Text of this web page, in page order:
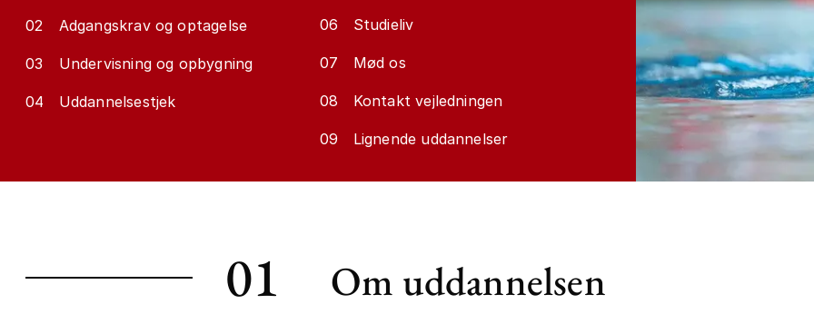
02 Adgangskrav og optagelse
03 Undervisning og opbygning
04 Uddannelsestjek
06 Studieliv
07 Mød os
08 Kontakt vejledningen
09 Lignende uddannelser
01 Om uddannelsen